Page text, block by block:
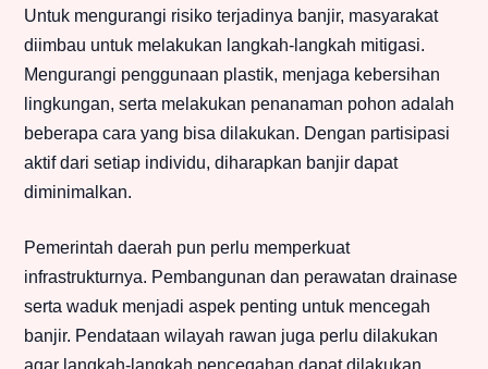
Untuk mengurangi risiko terjadinya banjir, masyarakat
diimbau untuk melakukan langkah-langkah mitigasi.
Mengurangi penggunaan plastik, menjaga kebersihan
lingkungan, serta melakukan penanaman pohon adalah
beberapa cara yang bisa dilakukan. Dengan partisipasi
aktif dari setiap individu, diharapkan banjir dapat
diminimalkan.
Pemerintah daerah pun perlu memperkuat
infrastrukturnya. Pembangunan dan perawatan drainase
serta waduk menjadi aspek penting untuk mencegah
banjir. Pendataan wilayah rawan juga perlu dilakukan
agar langkah-langkah pencegahan dapat dilakukan